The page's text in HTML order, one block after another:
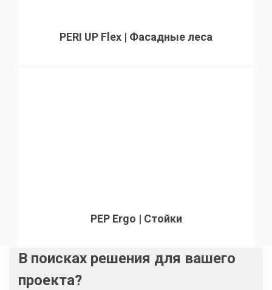
PERI UP Flex | Фасадные леса
PEP Ergo | Стойки
В поисках решения для вашего
проекта?